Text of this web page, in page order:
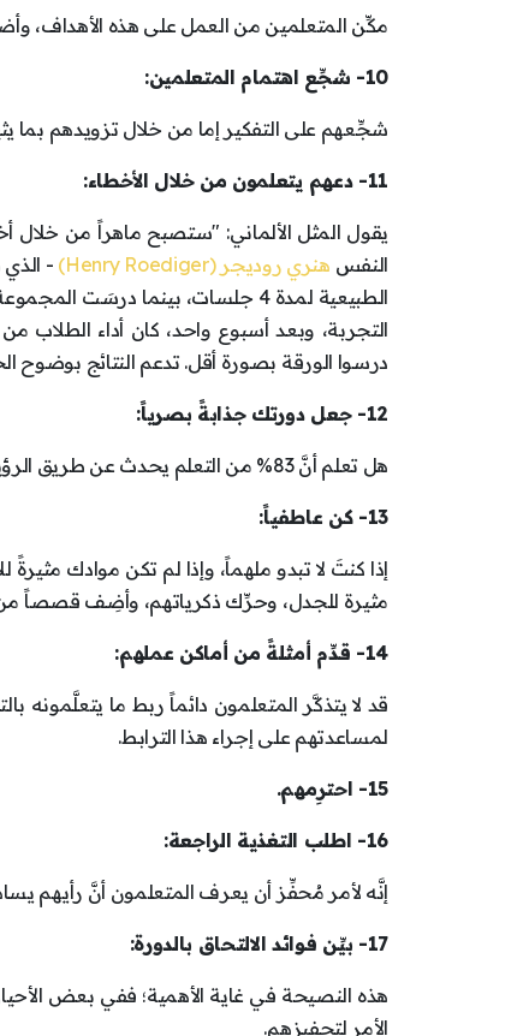
مكِّن المتعلمين من العمل على هذه الأهداف،
10- شجِّع اهتمام المتعلمين:
شجِّعهم على التفكير إما من خلال تزويدهم بما
11- دعهم يتعلمون من خلال الأخطاء:
يقول المثل الألماني: "ستصبح ماهراً من خلال
النفس هنري روديجر (
Henry Roediger
)
-
الطبيعية لمدة 4 جلسات، بينما
درسوا الورقة بصورة أقل. تدعم النتائج بوضوح
12- جعل دورتك جذابةً بصرياً:
هل تعلم أنَّ 83% من التعلم يحدث عن طريق الرؤية؟
13- كن عاطفياً:
إذا كنتَ لا تبدو ملهماً، وإذا لم تكن موادك
مثيرة للجدل، وحرِّك ذكرياتهم، وأضِف قصصاً من
14- قدِّم أمثلةً من أماكن عملهم:
قد لا يتذكَّر المتعلمون دائماً ربط ما
لمساعدتهم على إجراء هذا الترابط.
15- احترِمهم.
16- اطلب التغذية الراجعة:
إنَّه لأمر مُحفِّز أن يعرف المتعلمون أنَّ رأيهم
17- بيِّن فوائد الالتحاق بالدورة:
هذه النصيحة في غاية الأهمية؛ ففي بعض
الأمر لتحفيزهم.